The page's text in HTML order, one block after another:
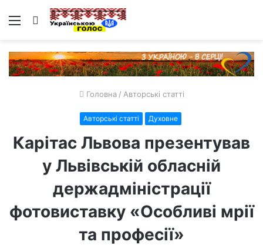
Меню Пошук
Головна / Авторські статті
Авторські статті Духовне
Карітас Львова презентував
у Львівській обласній
держадміністрації
фотовиставку «Особливі мрії
та професії»